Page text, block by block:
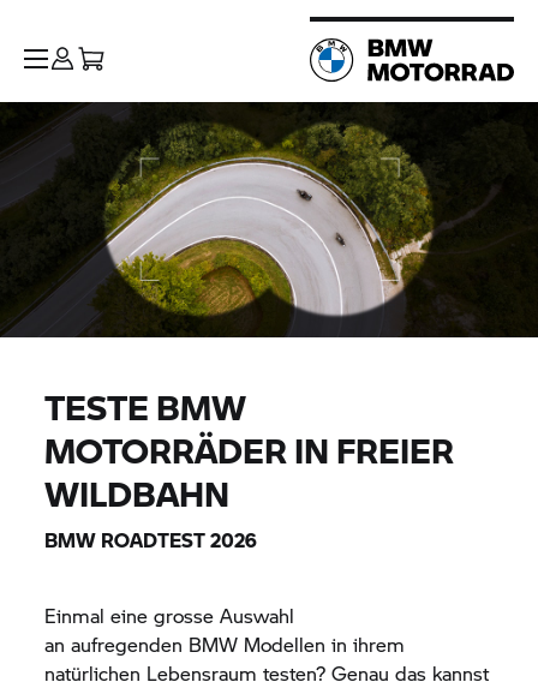
TESTE BMW
MOTORRÄDER IN FREIER
WILDBAHN
BMW ROADTEST 2026
Einmal eine grosse Auswahl
an aufregenden BMW Modellen in ihrem
natürlichen Lebensraum testen? Genau das kannst